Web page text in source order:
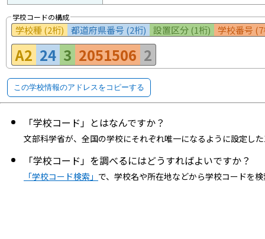
学校コードの構成
学校種 (2桁) 都道府県番号 (2桁) 設置区分 (1桁) 学校番号
A2 24 3 2051506 2
この学校情報のアドレスをコピーする
「学校コード」とはなんですか？
文部科学省が、全国の学校にそれぞれ唯一になるように設定し
「学校コード」を調べるにはどうすればよいですか？
「学校コード検索」 で、学校名や所在地などから学校コードを